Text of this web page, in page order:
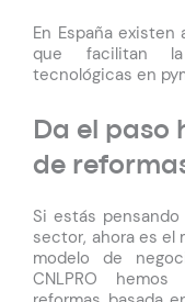
En España
que facilitan
tecnológicas en
Da el
de
Si estás
sector, ahora es el
modelo de
CNLPRO